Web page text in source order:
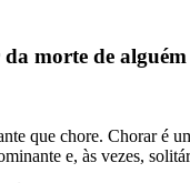
morte de alguém
que chore. Chorar é
e, às vezes,